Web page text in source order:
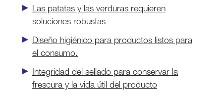
Las patatas y las verduras requieren
soluciones robustas
Diseño higiénico para productos listos para
el consumo.
Integridad del sellado para conservar la
frescura y la vida útil del producto